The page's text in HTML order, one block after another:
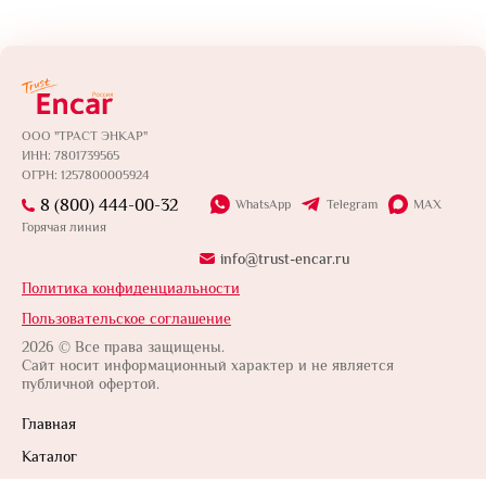
ООО "ТРАСТ ЭНКАР"
ИНН: 7801739565
ОГРН: 1257800005924
Политика конфиденциальности
Пользовательское соглашение
2026 © Все права защищены.
Сайт носит информационный характер и не является
публичной офертой.
Главная
Каталог
8 (800) 444-00-32
Горячая линия
WhatsApp Telegram MAX
info@trust-encar.ru